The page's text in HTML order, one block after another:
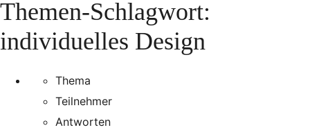
Themen-Schlagwort:
individuelles Design
Thema
Teilnehmer
Antworten